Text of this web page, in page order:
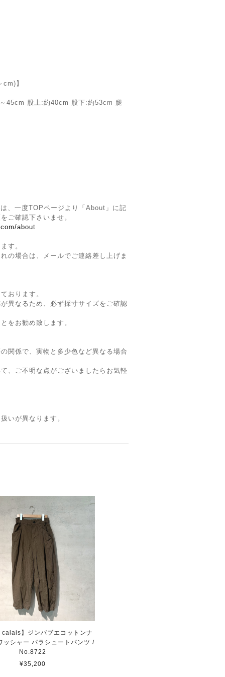
cm)】
45cm 股上:約40cm 股下:約53cm 腿
、一度TOPページより「About」に記
ご確認下さいませ。
about
す。
の場合は、メールでご連絡差し上げま
おります。
異なるため、必ず採寸サイズをご確認
をお勧め致します。
関係で、実物と多少色など異なる場合
、ご不明な点がございましたらお気軽
いが異なります。
calais】ジンバブエコットンナ
ッシャー パラシュートパンツ /
No.8722
¥35,200